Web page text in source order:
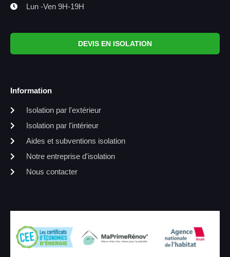
Lun -Ven 9H-19H
DEVIS EN ISOLATION
Information
Isolation par l'extérieur
Isolation par l'intérieur
Aides et subventions isolation
Notre entreprise d'isolation
Nous contacter